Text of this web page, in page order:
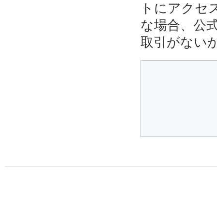
トにアクセ
な場合、公
取引がない